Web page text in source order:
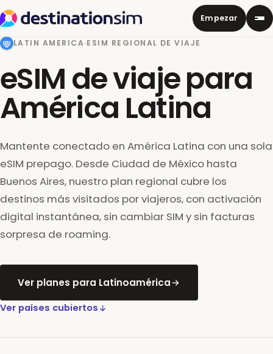
Empezar
LATIN AMERICA·ESIM REGIONAL DE VIAJE
eSIM de viaje para
América Latina
Mantente conectado en América Latina con una sola
eSIM prepago. Desde Ciudad de México hasta
Buenos Aires, nuestro plan regional cubre los
destinos más visitados por viajeros, con activación
digital instantánea, sin cambiar SIM y sin facturas
sorpresa de roaming.
Ver planes para Latinoamérica
Ver países cubiertos